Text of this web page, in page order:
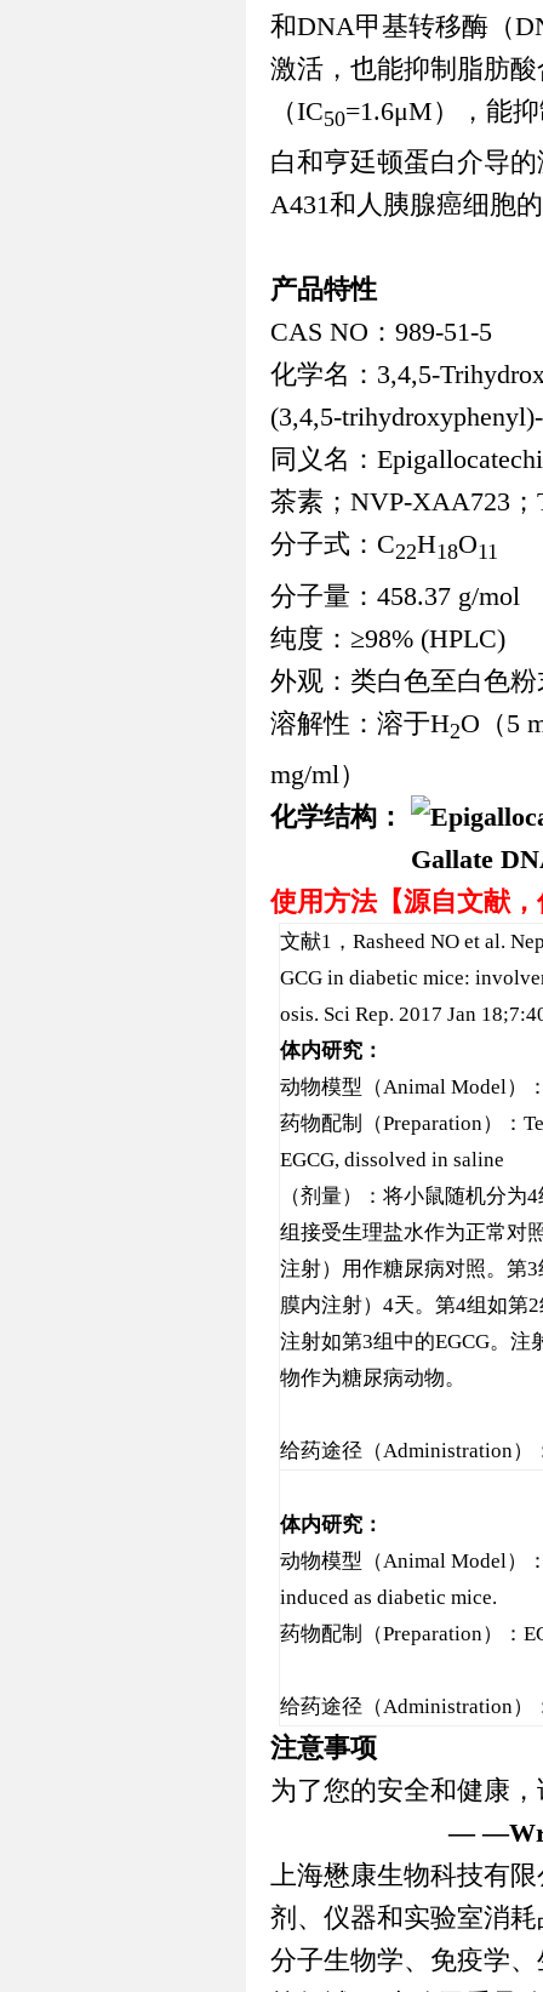
和DNA甲基转移酶（
激活，也能抑制脂肪
（IC50=1.6μM），能
白和亨廷顿蛋白介导
A431和人胰腺癌细胞
产品特性
CAS NO ： 989-51-5
化学名： 3,4,5-
(3,4,5-
同义名：
茶素； NVP-XAA723 ；
分子式： C22H18O11
分子量： 458.37 g/mol
纯度： ≥98% (HPLC)
外观：类白色至白色粉
溶解性：溶于H2O （5
mg/ml）
化学结构：
使用方法【源自文献
文献1 ，Rasheed NO et al.
GCG in diabetic mice:
osis. Sci Rep. 2017 Jan
体内研究：
动物模型（Animal Model）
药物配制（Preparation）：
EGCG, dissolved in saline
（剂量）：将小鼠随机分为
组接受生理盐水作为正常对
注射）用作糖尿病对照。第
膜内注射）4天。第4组如第
注射如第3组中的EGCG。注
物作为糖尿病动物。
给药途径（Administration）
体内研究：
动物模型（Animal Model）
induced as diabetic mice.
药物配制（Preparation）：
给药途径（Administration）
注意事项
为了您的安全和健康
—
上海懋康生物科技有
剂、仪器和实验室消
分子生物学、免疫学